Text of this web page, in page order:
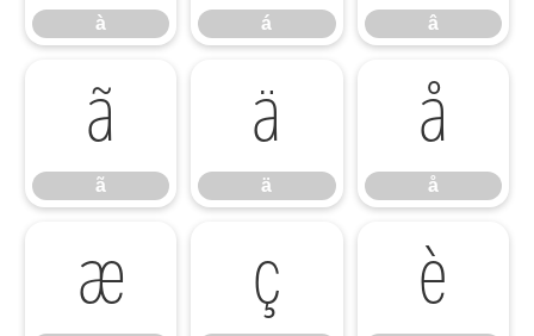
à á â
ã
ã
ä
ä
å
å
æ ç è